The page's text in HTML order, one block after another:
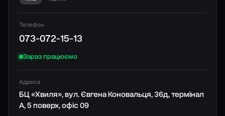
Телефон
073-072-15-13
Зараз працюємо
Адреса
БЦ «Хвиля», вул. Євгена Коновальця, 36д, термінал
А, 5 поверх, офіс 09